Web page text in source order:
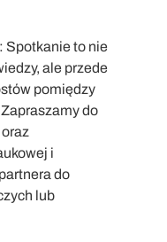
Spotkanie to nie
ale przede
pomiędzy
do
i
do
lub